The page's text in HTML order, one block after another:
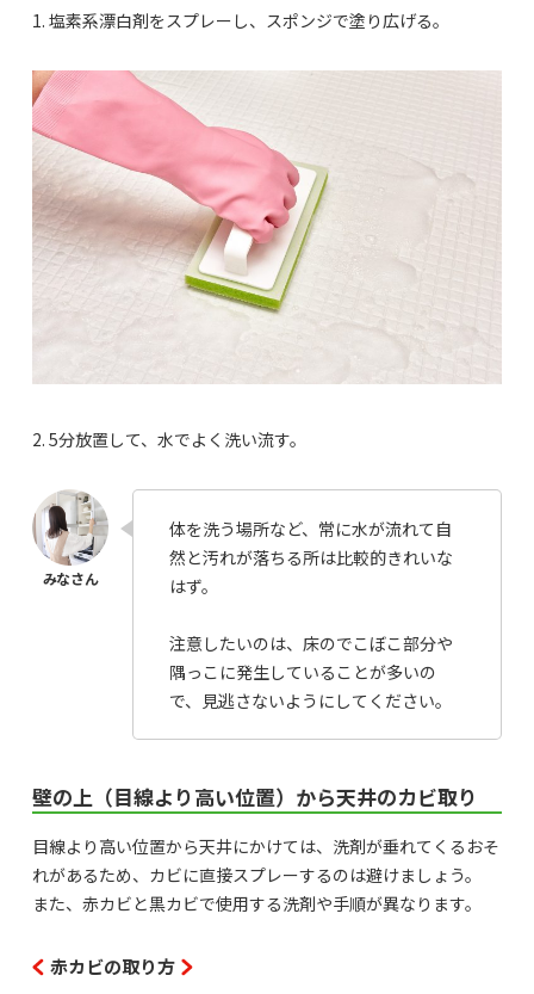
1. 塩素系漂白剤をスプレーし、スポンジで塗り広げる。
2. 5分放置して、水でよく洗い流す。
体を洗う場所など、常に水が流れて自
然と汚れが落ちる所は比較的きれいな
はず。
注意したいのは、床のでこぼこ部分や
隅っこに発生していることが多いの
で、見逃さないようにしてください。
壁の上（目線より高い位置）から天井のカビ取り
目線より高い位置から天井にかけては、洗剤が垂れてくるおそ
れがあるため、カビに直接スプレーするのは避けましょう。
また、赤カビと黒カビで使用する洗剤や手順が異なります。
赤カビの取り方